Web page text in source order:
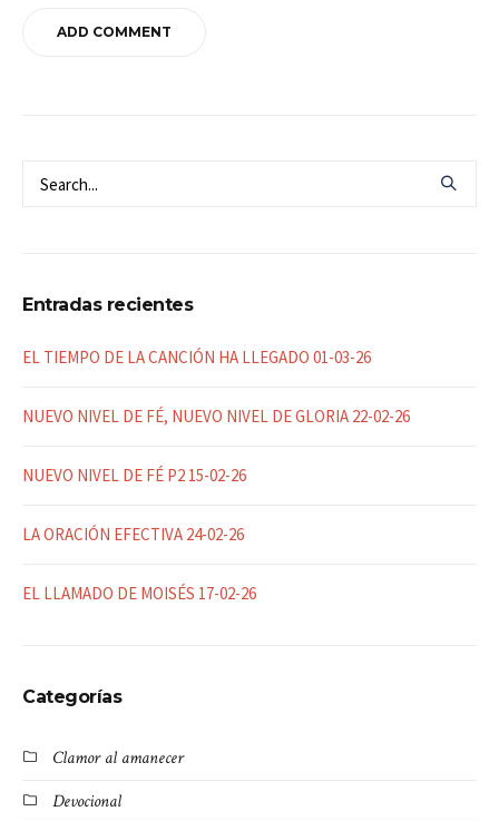
Entradas recientes
EL TIEMPO DE LA CANCIÓN HA LLEGADO 01-03-26
NUEVO NIVEL DE FÉ, NUEVO NIVEL DE GLORIA 22-02-26
NUEVO NIVEL DE FÉ P2 15-02-26
LA ORACIÓN EFECTIVA 24-02-26
EL LLAMADO DE MOISÉS 17-02-26
Categorías
Clamor al amanecer
Devocional